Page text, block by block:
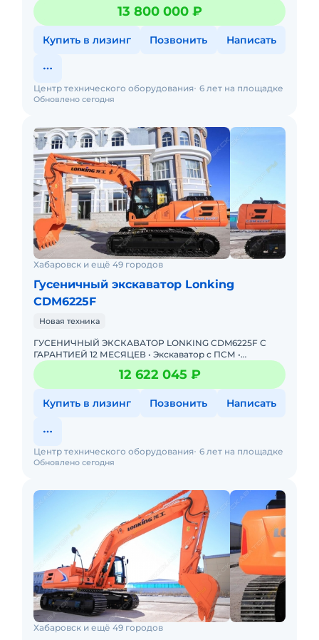
Доступна покупка в лизинг! Одобрение онлайн за 15
минут Полная предпр13 800 000 ₽
Купить в лизинг Позвонить Написать
Обновлено сегодня
Центр технического оборудования 6 лет на площадке
Хабаровск и ещё 49 городов
Гусеничный экскаватор Lonking
CDM6225F
Новая техника
ГУСЕНИЧНЫЙ ЭКСКАВАТОР LONKING CDM6225F С
ГАРАНТИЕЙ 12 МЕСЯЦЕВ • Экскаватор с ПСМ •
Доступна покупка в лизинг! Одобрение онлайн за 15
минут Полная предп12 622 045 ₽
Купить в лизинг Позвонить Написать
Обновлено сегодня
Центр технического оборудования 6 лет на площадке
Хабаровск и ещё 49 городов